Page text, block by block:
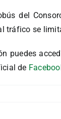
del
tráfico se
puedes
de